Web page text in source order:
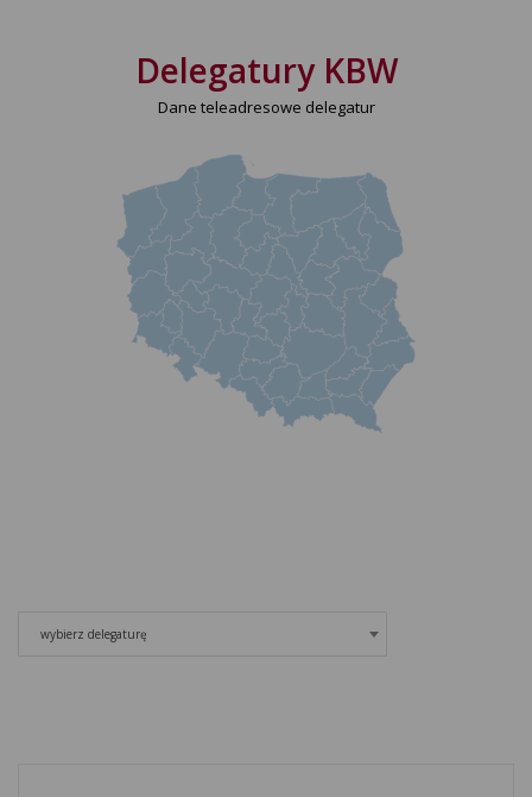
Delegatury KBW
Dane teleadresowe delegatur
wybierz delegaturę